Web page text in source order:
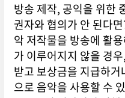
방송 제작, 공익을 위한
권자와 협의가 안 된다
악 저작물을 방송에 활
가 이루어지지 않을 경
받고 보상금을 지급하
으로 음악을 사용할 수